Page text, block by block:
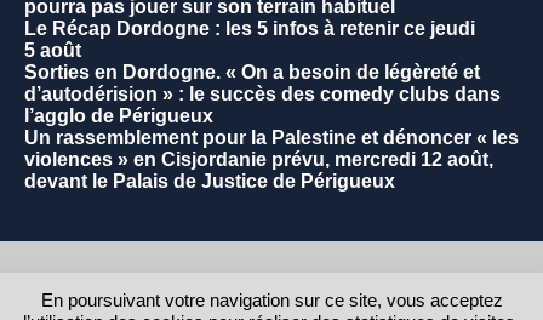
pourra pas jouer sur son terrain habituel
Le Récap Dordogne : les 5 infos à retenir ce jeudi
5 août
Sorties en Dordogne. « On a besoin de légèreté et
d’autodérision » : le succès des comedy clubs dans
l’agglo de Périgueux
Un rassemblement pour la Palestine et dénoncer « les
violences » en Cisjordanie prévu, mercredi 12 août,
devant le Palais de Justice de Périgueux
En poursuivant votre navigation sur ce site, vous acceptez